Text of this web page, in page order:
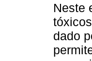
Neste
dado